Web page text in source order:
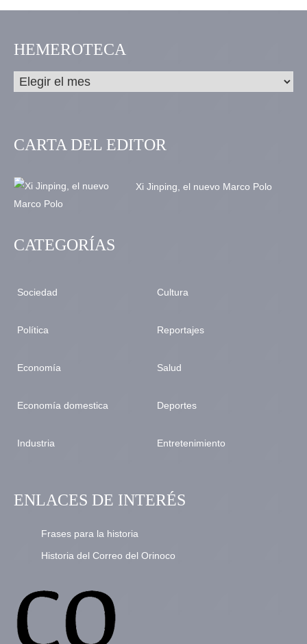
HEMEROTECA
CARTA DEL EDITOR
Xi Jinping, el nuevo Marco Polo
CATEGORÍAS
Sociedad
Política
Economía
Economía domestica
Industria
Cultura
Reportajes
Salud
Deportes
Entretenimiento
ENLACES DE INTERÉS
Frases para la historia
Historia del Correo del Orinoco